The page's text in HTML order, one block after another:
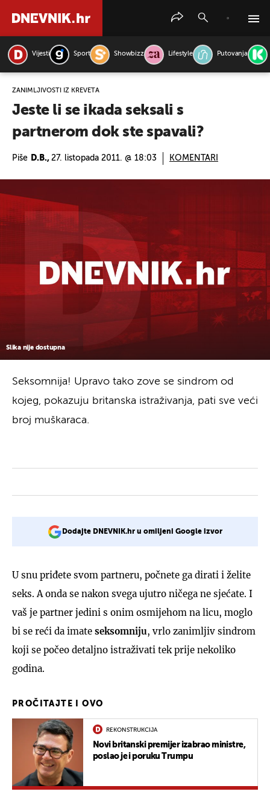
Vijesti Sport Showbizz Lifestyle Putovanja
ZANIMLJIVOSTI IZ KREVETA
Jeste li se ikada seksali s
partnerom dok ste spavali?
Piše D.B., 27. listopada 2011. @ 18:03 KOMENTARI
Slika nije dostupna
Seksomnija! Upravo tako zove se sindrom od
kojeg, pokazuju britanska istraživanja, pati sve veći
broj muškaraca.
Dodajte DNEVNIK.hr u omiljeni Google izvor
U snu priđete svom partneru, počnete ga dirati i želite
seks. A onda se nakon svega ujutro ničega ne sjećate. I
vaš je partner jedini s onim osmijehom na licu, moglo
bi se reći da imate seksomniju, vrlo zanimljiv sindrom
koji se počeo detaljno istraživati tek prije nekoliko
godina.
PROČITAJTE I OVO
REKONSTRUKCIJA
Novi britanski premijer izabrao ministre,
poslao je i poruku Trumpu
PRETRAŽITE VIJESTI